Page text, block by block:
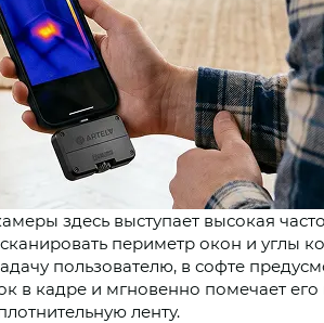
здесь выступает высокая
периметр окон и углы
пользователю, в софте
в кадре и мгновенно помечает
ленту.